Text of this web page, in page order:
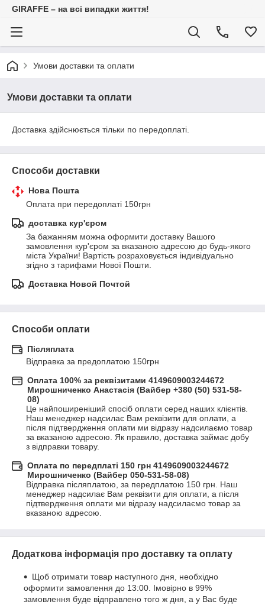
GIRAFFE – на всі випадки життя!
Умови доставки та оплати
Умови доставки та оплати
Доставка здійснюється тільки по передоплаті.
Способи доставки
Нова Пошта
Оплата при передоплаті 150грн
доставка кур'єром
За бажанням можна оформити доставку Вашого
замовлення кур'єром за вказаною адресою до будь-якого
міста України! Вартість розраховується індивідуально
згідно з тарифами Нової Пошти.
Доставка Новой Почтой
Способи оплати
Післяплата
Відправка за предоплатою 150грн
Оплата 100% за реквізитами 4149609003244672
Мирошниченко Анастасія (Вайбер +380 (50) 531-58-
08)
Це найпоширеніший спосіб оплати серед наших клієнтів.
Наш менеджер надсилає Вам реквізити для оплати, а
після підтвердження оплати ми відразу надсилаємо товар
за вказаною адресою. Як правило, доставка займає добу
з відправки товару.
Оплата по передплаті 150 грн 4149609003244672
Мирошниченко (Вайбер 050-531-58-08)
Відправка післяплатою, за передплатою 150 грн. Наш
менеджер надсилає Вам реквізити для оплати, а після
підтвердження оплати ми відразу надсилаємо товар за
вказаною адресою.
Додаткова інформація про доставку та оплату
Щоб отримати товар наступного дня, необхідно
оформити замовлення до 13:00. Імовірно в 99%
замовлення буде відправлено того ж дня, а у Вас буде